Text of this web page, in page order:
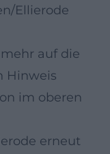
Ellierode
auf die
Hinweis
im oberen
erneut